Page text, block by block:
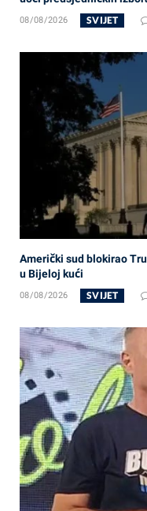
08/08/2026 SVIJET
Američki sud blokirao
u Bijeloj kući
08/08/2026 SVIJET